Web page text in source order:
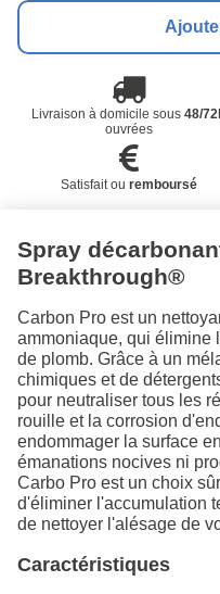
Livraison à domicile sous48/
ouvrées
Satisfait ou remboursé
Spray
Breakthrough®
Carbon Pro est un
ammoniaque, qui élimine
de plomb. Grâce à un
chimiques et de
pour neutraliser tous les
rouille et la corrosion
endommager la surface
émanations nocives ni
Carbo Pro est un choix
d'éliminer l'accumulation
de nettoyer l'alésage de
Caractéristiques